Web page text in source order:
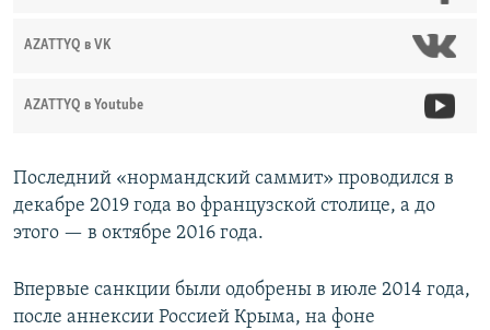
AZATTYQ в VK
AZATTYQ в Youtube
Последний «нормандский саммит» проводился в
декабре 2019 года во французской столице, а до
этого — в октябре 2016 года.
Впервые санкции были одобрены в июле 2014 года,
после аннексии Россией Крыма, на фоне